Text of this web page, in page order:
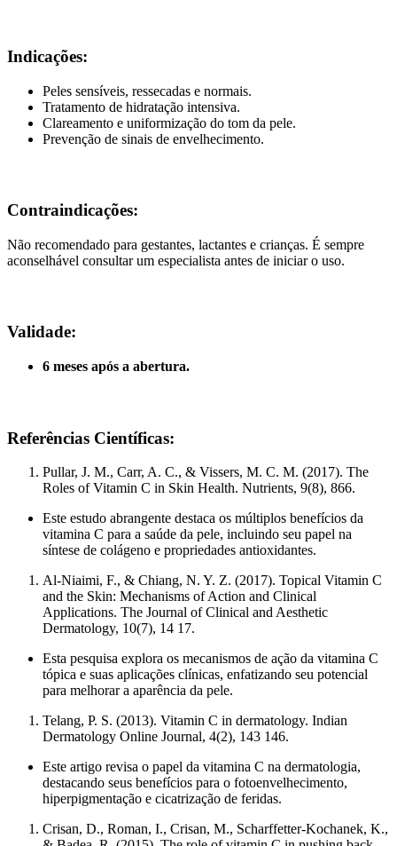
Indicações:
Peles sensíveis, ressecadas e normais.
Tratamento de hidratação intensiva.
Clareamento e uniformização do tom da pele.
Prevenção de sinais de envelhecimento.
Contraindicações:
Não recomendado para gestantes, lactantes e crianças. É sempre
aconselhável consultar um especialista antes de iniciar o uso.
Validade:
6 meses após a abertura.
Referências Científicas:
Pullar, J. M., Carr, A. C., & Vissers, M. C. M. (2017). The
Roles of Vitamin C in Skin Health. Nutrients, 9(8), 866.
Este estudo abrangente destaca os múltiplos benefícios da
vitamina C para a saúde da pele, incluindo seu papel na
síntese de colágeno e propriedades antioxidantes.
Al-Niaimi, F., & Chiang, N. Y. Z. (2017). Topical Vitamin C
and the Skin: Mechanisms of Action and Clinical
Applications. The Journal of Clinical and Aesthetic
Dermatology, 10(7), 14 17.
Esta pesquisa explora os mecanismos de ação da vitamina C
tópica e suas aplicações clínicas, enfatizando seu potencial
para melhorar a aparência da pele.
Telang, P. S. (2013). Vitamin C in dermatology. Indian
Dermatology Online Journal, 4(2), 143 146.
Este artigo revisa o papel da vitamina C na dermatologia,
destacando seus benefícios para o fotoenvelhecimento,
hiperpigmentação e cicatrização de feridas.
Crisan, D., Roman, I., Crisan, M., Scharffetter-Kochanek, K.,